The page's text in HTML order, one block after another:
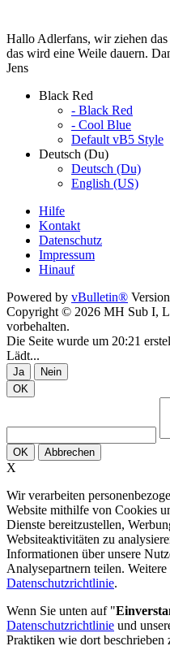
Hallo Adlerfans, wir ziehen
das wird eine Weile dauern.
Jens
Black Red
- Black Red
- Cool Blue
Default vB5 Style
Deutsch (Du)
Deutsch (Du)
English (US)
Hilfe
Kontakt
Datenschutz
Impressum
Hinauf
Powered by vBulletin®
Copyright © 2026 MH Sub I,
vorbehalten.
Die Seite wurde um 20:21
Lädt...
Ja
Nein
OK
OK Abbrechen
X
Wir verarbeiten
Website mithilfe von Cookies
Dienste bereitzustellen,
Websiteaktivitäten zu
Informationen über unsere
Analysepartnern teilen.
Datenschutzrichtlinie.
Wenn Sie unten auf "
Datenschutzrichtlinie und
Praktiken wie dort beschrieben